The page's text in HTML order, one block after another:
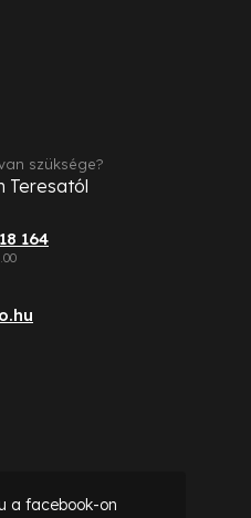
164
szüksége?
Teresatól
a facebook-on